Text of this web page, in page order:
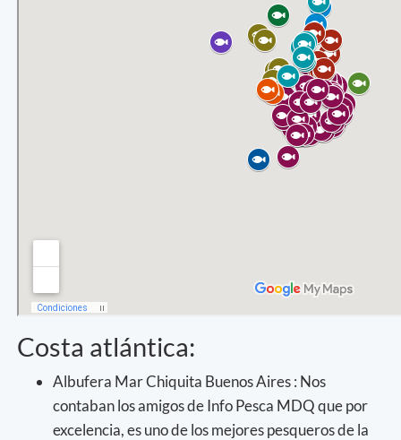
Costa atlántica:
Albufera Mar Chiquita Buenos Aires : Nos
contaban los amigos de Info Pesca MDQ que por
excelencia, es uno de los mejores pesqueros de la